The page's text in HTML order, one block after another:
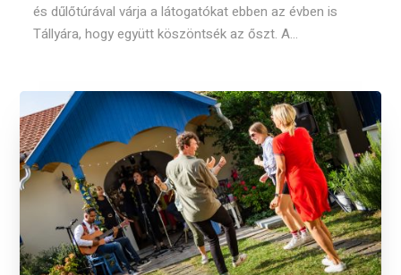
és dűlőtúrával várja a látogatókat ebben az évben is
Tállyára, hogy együtt köszöntsék az őszt. A...